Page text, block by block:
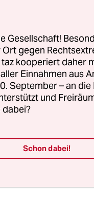
tödlich“
Plastik-
zu sehen.
Gesellschaft!
gegen
kooperiert daher
Einnahmen aus
September – an
und
dabei?
Schon dabei!